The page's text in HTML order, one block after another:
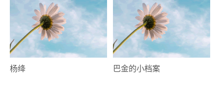
杨绛 巴金的小档案